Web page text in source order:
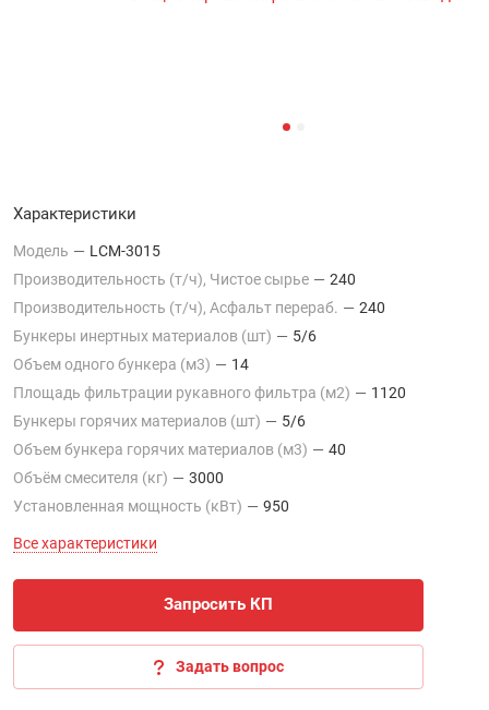
Характеристики
Модель — LCM-3015
Производительность (т/ч), Чистое сырье — 240
Производительность (т/ч), Асфальт перераб. — 240
Бункеры инертных материалов (шт) — 5/6
Объем одного бункера (м3) — 14
Площадь фильтрации рукавного фильтра (м2) — 1120
Бункеры горячих материалов (шт) — 5/6
Объем бункера горячих материалов (м3) — 40
Объём смесителя (кг) — 3000
Установленная мощность (кВт) — 950
Все характеристики
Запросить КП
Задать вопрос